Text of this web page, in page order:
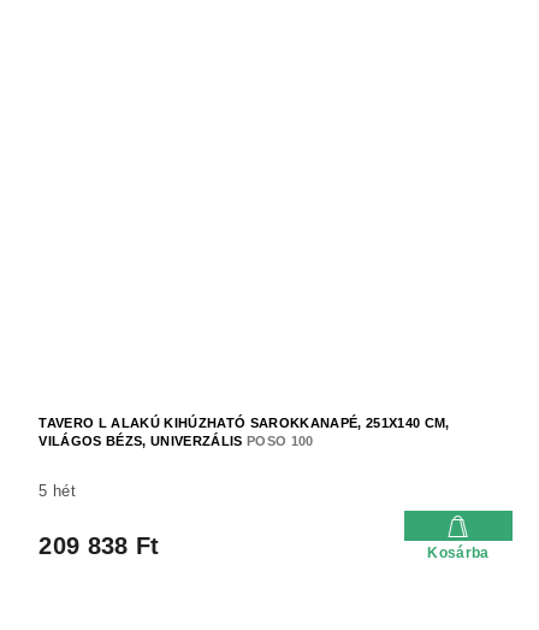
TAVERO L ALAKÚ KIHÚZHATÓ SAROKKANAPÉ, 251X140 CM,
VILÁGOS BÉZS, UNIVERZÁLIS POSO 100
5 hét
209 838 Ft Kosárba